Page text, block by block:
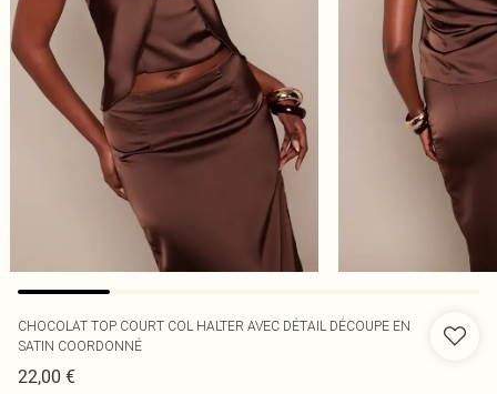
CHOCOLAT TOP COURT COL HALTER AVEC DÉTAIL DÉCOUPE EN
SATIN COORDONNÉ
22,00 €